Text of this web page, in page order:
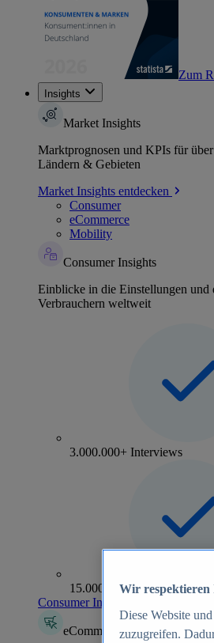
Zum
Insights
Market Insights
Marktprognosen und KPIs für
Ländern & Gebieten
Market Insights entdecken
Consumer
eCommerce
Mobility
Consumer Insights
Einblicke in die Einstellungen und
Verbrauchern weltweit
3.000.000+ Interviews
15.000+ Marken
Consumer Insights entdecken
eCommerce Insights
Wir
Diese Website
zuzugreifen.